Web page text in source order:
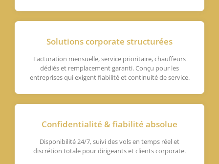
Solutions corporate structurées
Facturation mensuelle, service prioritaire, chauffeurs
dédiés et remplacement garanti. Conçu pour les
entreprises qui exigent fiabilité et continuité de service.
Confidentialité & fiabilité absolue
Disponibilité 24/7, suivi des vols en temps réel et
discrétion totale pour dirigeants et clients corporate.